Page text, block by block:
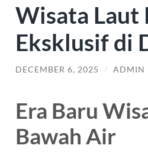
Wisata Laut
Eksklusif di
DECEMBER 6, 2025 / ADMIN
Era Baru
Bawah Air